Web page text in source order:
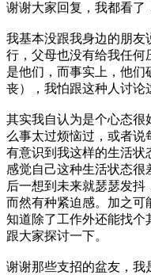
谢谢大家回复，我都看了
我基本没跟我身边的朋友
行，父母也没有给我任何
是他们，而事实上，他们
丧），我怕跟这种人讨论
其实我自认为是个心态很
么事太过烦恼过，或者说
有意识到我这样的生活状
感觉自己这种生活状态很
后一想到未来就瑟瑟发
而然有种紧迫感。加之可
知道除了工作外还能找个
跟大家探讨一下。
谢谢那些支招的盆友，我